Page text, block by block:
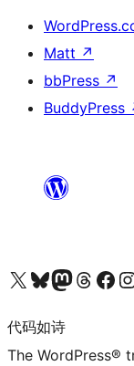
Matt ↗
bbPress ↗
BuddyPress
关注我们的 X（原 Twitter）账号访问我们的 Bluesky 账号关注我们的 Mastodon 账号访问我们的 Threads 账号 访问我们的 Facebook 公共主页关注我们的
代码如诗
The WordPress®